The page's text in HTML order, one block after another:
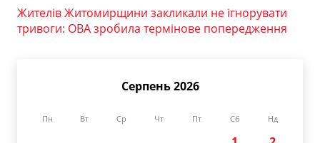
Жителів Житомирщини закликали не ігнорувати
тривоги: ОВА зробила термінове попередження
Серпень 2026
Пн Вт Ср Чт Пт Сб Нд